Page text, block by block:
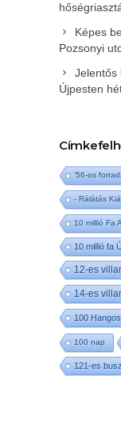
Képes
Pozsonyi
Jelentős
Újpesten
'56-os
- Rálátás
10 millió Fa
10 millió fa
12-es
14-es
100
100 nap
121-es